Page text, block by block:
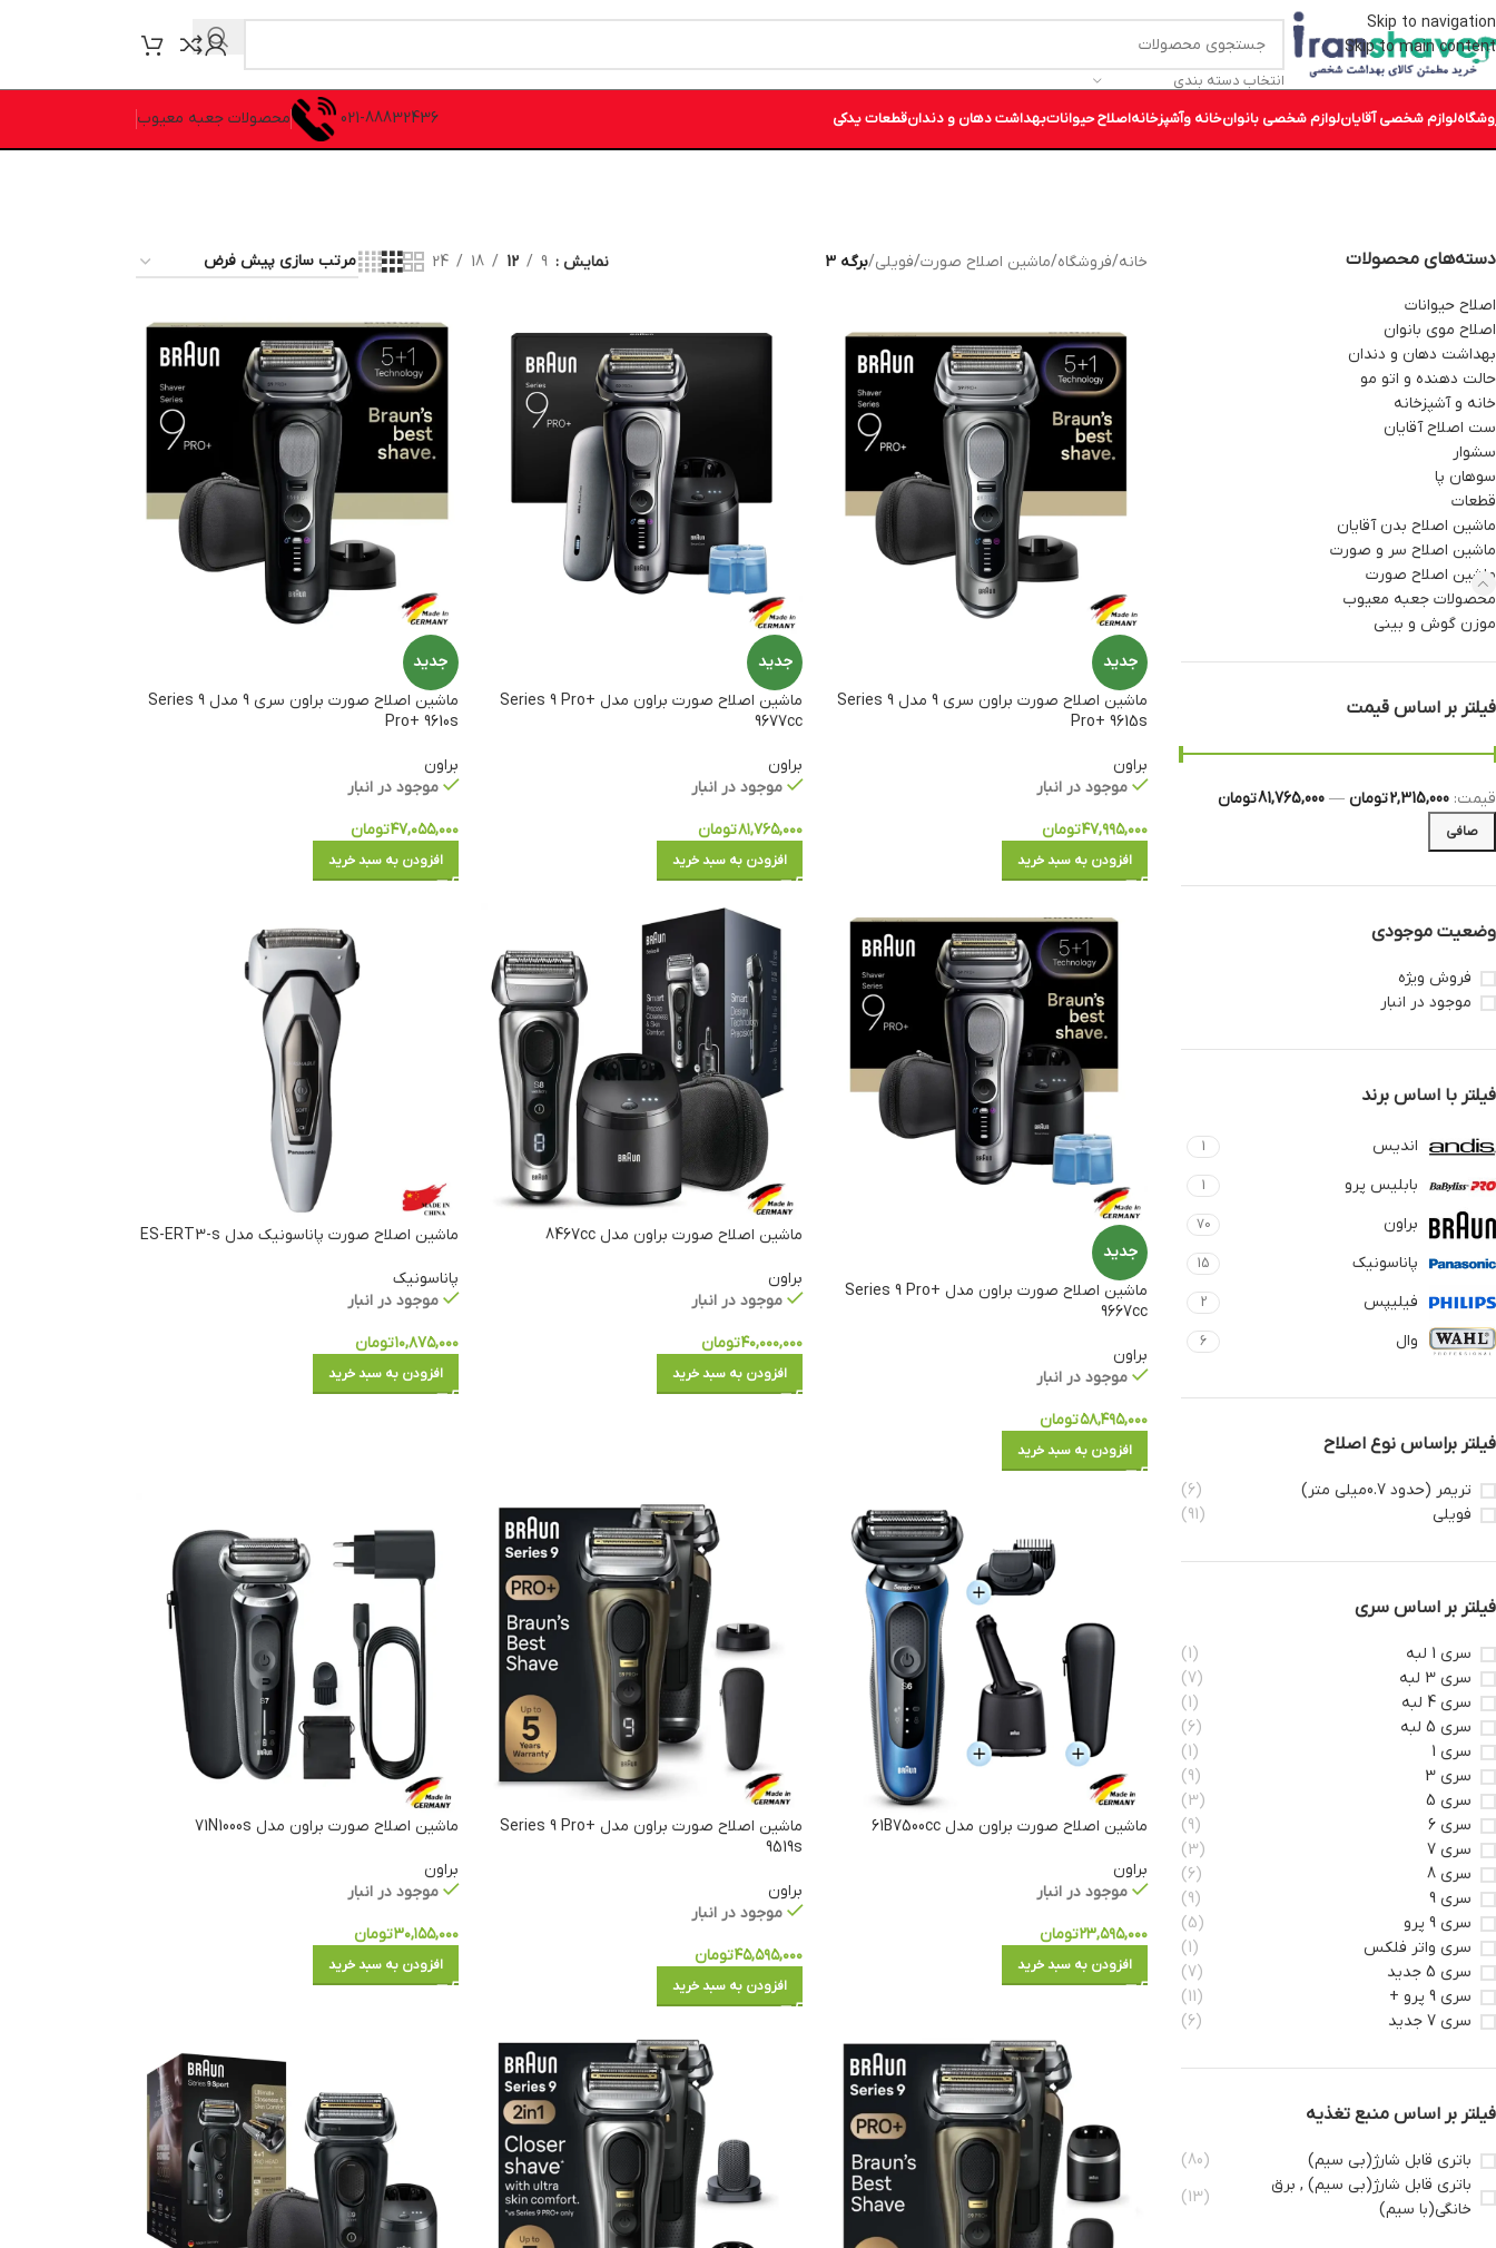
Skip to navigation
Skip to main content
انتخاب دسته بندی
لوازم شخصی آقایانلوازم شخصی بانوانخانه وآشپزخانهاصلاح حیواناتبهداشت دهان و دندانقطعات یدکی 021-88832436 محصولات جعبه معیوب
دسته‌های محصولات
اصلاح حیوانات
اصلاح موی بانوان
بهداشت دهان و دندان
حالت دهنده و اتو مو
خانه و آشپزخانه
ست اصلاح آقایان
سشوار
سوهان پا
قطعات
ماشین اصلاح بدن آقایان
ماشین اصلاح سر و صورت
ماشین اصلاح صورت
محصولات جعبه معیوب
موزن گوش و بینی
فیلتر بر اساس قیمت
صافی
قيمت: 2,315,000 تومان — 81,765,000 تومان
وضعیت موجودی
فروش ویژه
موجود در انبار
فیلتر با اساس برند
اندیس 1
بابلیس پرو 1
براون 70
پاناسونیک 15
فیلیپس 2
وال 6
فیلتر براساس نوع اصلاح
تریمر (حدود 0.7میلی متر)
(6)
فویلی
(91)
فیلتر بر اساس سری
سری 1 لبه
(1)
سری 3 لبه
(7)
سری 4 لبه
(1)
سری 5 لبه
(6)
سری 1
(1)
سری 3
(9)
سری 5
(3)
سری 6
(9)
سری 7
(3)
سری 8
(6)
سری 9
(9)
سری 9 پرو
(5)
سری واتر فلکس
(1)
سری 5 جدید
(7)
سری 9 پرو +
(11)
سری 7 جدید
(6)
فیلتر بر اساس منبع تغذیه
باتری قابل شارژ(بی سیم)
(80)
باتری قابل شارژ(بی سیم) , برق
خانگی(با سیم)
(13)
خانه/فروشگاه/ماشین اصلاح صورت/فویلی/برگه 3 نمایش 9
12
18
24
جدید
ماشین اصلاح صورت براون سری 9 مدل Series 9
Pro+ 9615s
براون
موجود در انبار
۴۷,۹۹۵,۰۰۰تومان
افزودن به سبد خرید
جدید
ماشین اصلاح صورت براون مدل Series 9 Pro+
9677cc
براون
موجود در انبار
۸۱,۷۶۵,۰۰۰تومان
افزودن به سبد خرید
جدید
ماشین اصلاح صورت براون سری 9 مدل Series 9
Pro+ 9610s
براون
موجود در انبار
۴۷,۰۵۵,۰۰۰تومان
افزودن به سبد خرید
جدید
ماشین اصلاح صورت براون مدل Series 9 Pro+
9667cc
براون
موجود در انبار
۵۸,۴۹۵,۰۰۰تومان
افزودن به سبد خرید
ماشین اصلاح صورت براون مدل 8467cc
براون
موجود در انبار
۴۰,۰۰۰,۰۰۰تومان
افزودن به سبد خرید
ماشین اصلاح صورت پاناسونیک مدل ES-ERT3-s
پاناسونیک
موجود در انبار
۱۰,۸۷۵,۰۰۰تومان
افزودن به سبد خرید
ماشین اصلاح صورت براون مدل 61B7500cc
براون
موجود در انبار
۲۳,۵۹۵,۰۰۰تومان
افزودن به سبد خرید
ماشین اصلاح صورت براون مدل Series 9 Pro+
9519s
براون
موجود در انبار
۴۵,۵۹۵,۰۰۰تومان
افزودن به سبد خرید
ماشین اصلاح صورت براون مدل 71N1000s
براون
موجود در انبار
۳۰,۱۵۵,۰۰۰تومان
افزودن به سبد خرید